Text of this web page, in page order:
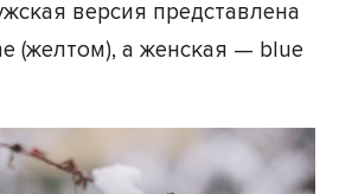
версия представлена
(желтом), а женская — blue